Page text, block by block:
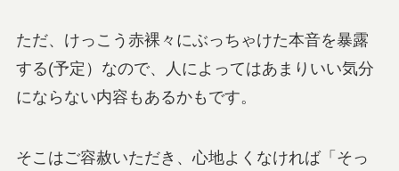
ただ、けっこう赤裸々にぶっちゃけた本音を暴露
する(予定）なので、人によってはあまりいい気分
にならない内容もあるかもです。
そこはご容赦いただき、心地よくなければ「そっ